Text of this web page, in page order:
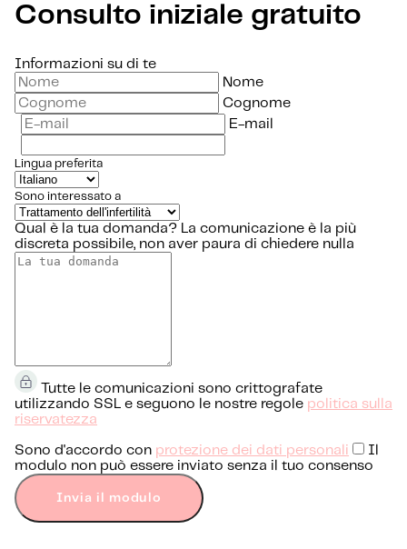
Consulto iniziale gratuito
Informazioni su di te
Nome
Cognome
E-mail
Lingua preferita
Sono interessato a
Qual è la tua domanda? La comunicazione è la più
discreta possibile, non aver paura di chiedere nulla
Tutte le comunicazioni sono crittografate
utilizzando SSL e seguono le nostre regole politica sulla
riservatezza
Sono d'accordo con protezione dei dati personali
Il
modulo non può essere inviato senza il tuo consenso
Invia il modulo